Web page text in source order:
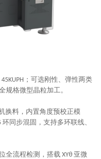
45KUPH ；可选刚性、弹性两类
规格微型晶粒加工。
换料，内置角度预校正模
环同步混固，支持多环联线、
全流程检测，搭载 XYθ 亚微